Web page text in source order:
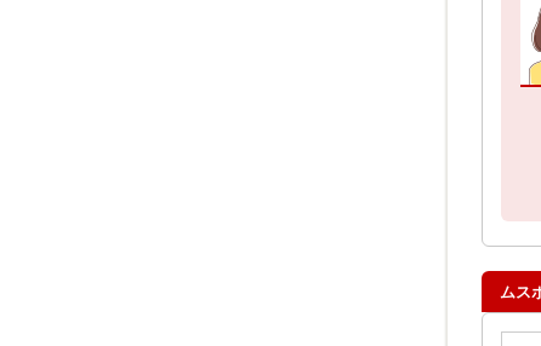
ムス